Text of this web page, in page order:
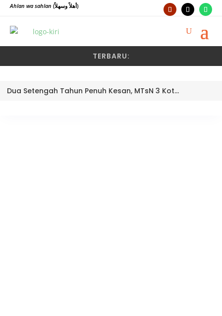
Ahlan wa sahlan (أهلاً وسهلاً)
TERBARU:
Dua Setengah Tahun Penuh Kesan, MTsN 3 Kota Padang Lepas Pengawas Pembina Dra. Nayusminar Nasrun